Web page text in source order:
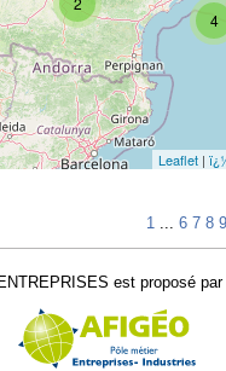
4
Leaflet |
1 ... 6 7 8 9
est proposé par